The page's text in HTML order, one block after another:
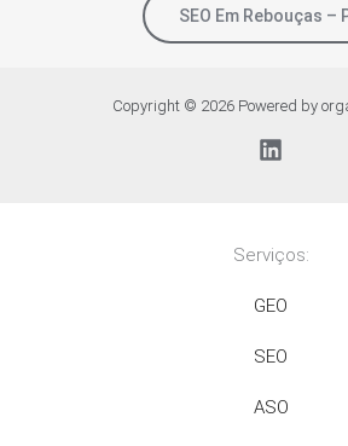
SEO Em Rebouças –
Copyright © 2026 Powered by
Serviços:
GEO
SEO
ASO